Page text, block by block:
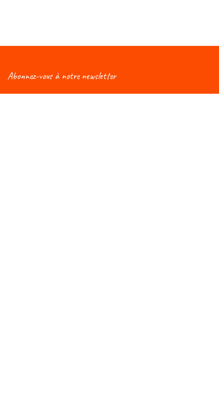
Abonnez-vous à notre newsletter
Vous aimeriez être informé(e) des nouveautés